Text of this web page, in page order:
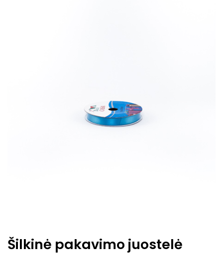
Šilkinė pakavimo juostelė